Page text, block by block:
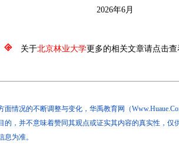
年6月
关于北京林业大学更多的相关文章请点击查
面情况的不断调整与变化，华禹教育网（
的，并不意味着赞同其观点或证实其内容的真实性，仅
息为准。